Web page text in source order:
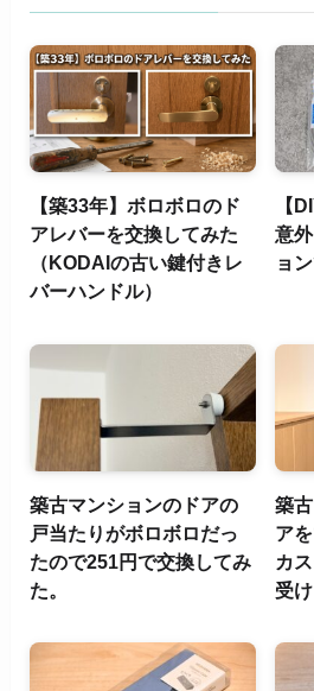
【築33年】ボロボロのド
アレバーを交換してみた
（KODAIの古い鍵付きレ
バーハンドル）
【
意
ョ
築古マンションのドアの
戸当たりがボロボロだっ
たので251円で交換してみ
た。
築
ア
カ
受